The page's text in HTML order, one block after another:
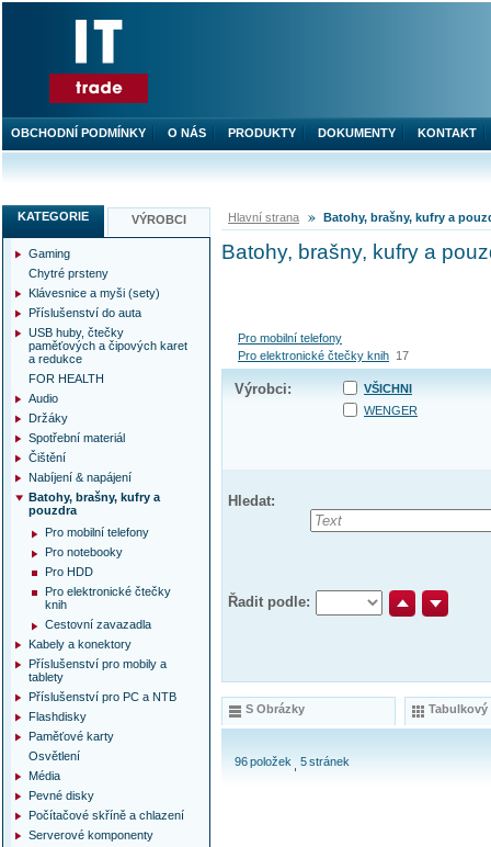
Hlavní strana Batohy, brašny, kufry a
Batohy, brašny, kufry a
Pro mobilní telefony
Pro elektronické čtečky knih 17
Výrobci:
VŠICHNI
WENGER
Hledat:
Řadit podle:
S Obrázky Tabulkový
96položek 5stránek
KATEGORIE VÝROBCI
Gaming
Chytré prsteny
Klávesnice a myši (sety)
Příslušenství do auta
USB huby, čtečky
paměťových a čipových karet
a redukce
FOR HEALTH
Audio
Držáky
Spotřební materiál
Čištění
Nabíjení & napájení
Batohy, brašny, kufry a
pouzdra
Pro mobilní telefony
Pro notebooky
Pro HDD
Pro elektronické čtečky
knih
Cestovní zavazadla
Kabely a konektory
Příslušenství pro mobily a
tablety
Příslušenství pro PC a NTB
Flashdisky
Paměťové karty
Osvětlení
Média
Pevné disky
Počítačové skříně a chlazení
Serverové komponenty
OBCHODNÍ PODMÍNKY O NÁS PRODUKTY DOKUMENTY KONTAKT